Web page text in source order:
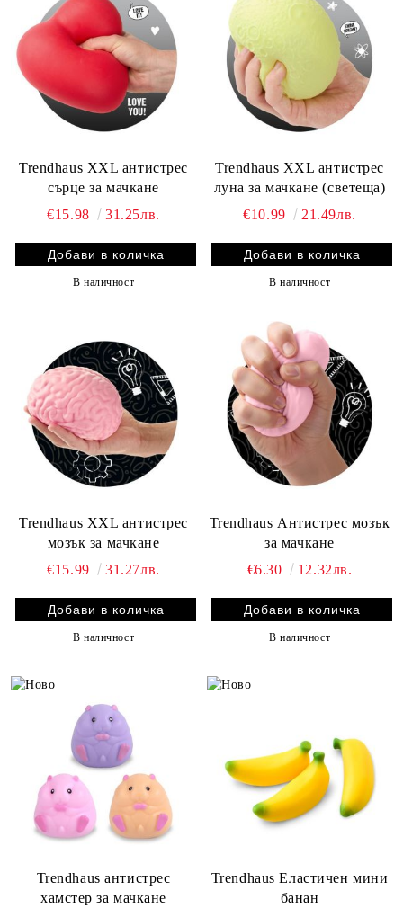
Trendhaus XXL антистрес
сърце за мачкане
€15.98
31.25лв.
В наличност
Trendhaus XXL антистрес
луна за мачкане (светеща)
€10.99
21.49лв.
В наличност
Trendhaus XXL антистрес
мозък за мачкане
€15.99
31.27лв.
В наличност
Trendhaus Антистрес мозък
за мачкане
€6.30
12.32лв.
В наличност
Trendhaus антистрес
хамстер за мачкане
Trendhaus Еластичен мини
банан